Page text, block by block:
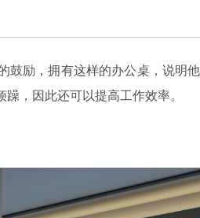
励，拥有这样的办公桌，说明
，因此还可以提高工作效率。